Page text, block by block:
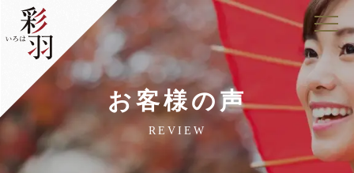
お客様の声
REVIEW